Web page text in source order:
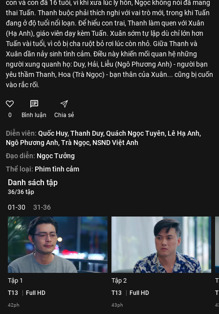
con và con đã 16 tuổi, vì khi xưa lúc ly hôn, Ngọc không nói đã mang
thai Tuấn. Thanh buộc phải thích nghi với vai trò mới, trong khi Tuấn
đang ở độ tuổi nổi loạn. Để hiểu con trai, Thanh làm quen với Xuân
(Hạ Anh), giáo viên dạy kèm Tuấn. Xuân sớm tự lập dù chỉ lớn hơn
Tuấn vài tuổi, vì cô bị cha ruột bỏ rơi lúc còn nhỏ. Giữa Thanh và
Xuân dần nảy sinh tình cảm. Điều này khiến mối quan hệ những
người xung quanh họ: Duy, Hải, Liễu (Ngô Phương Anh) - người bạn
yêu thầm Thanh, Hoa (Trà Ngọc) - bạn thân của Xuân... cũng bị cuốn
vào rắc rối.
0 Bình luận Chia sẻ
Diễn viên: Quốc Huy,Thanh Duy,Quách Ngọc Tuyên, Lê Hạ Anh,
Ngô Phương Anh,Trà Ngọc, NSND Việt Anh
Đạo diễn: Ngọc Tưởng
Thể loại: Phim tình cảm
Danh sách tập
36/36 tập
01-30 31-36
Tập 1
T13 Full HD
42ph
Tập 2
T13 Full HD
43ph